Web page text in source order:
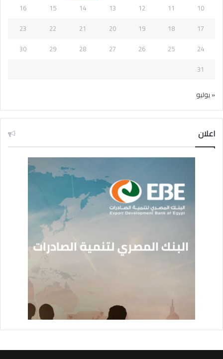
10
11
12
13
14
15
16
17
18
19
20
21
22
23
24
25
26
27
28
29
30
31
« يوليو
اعلان